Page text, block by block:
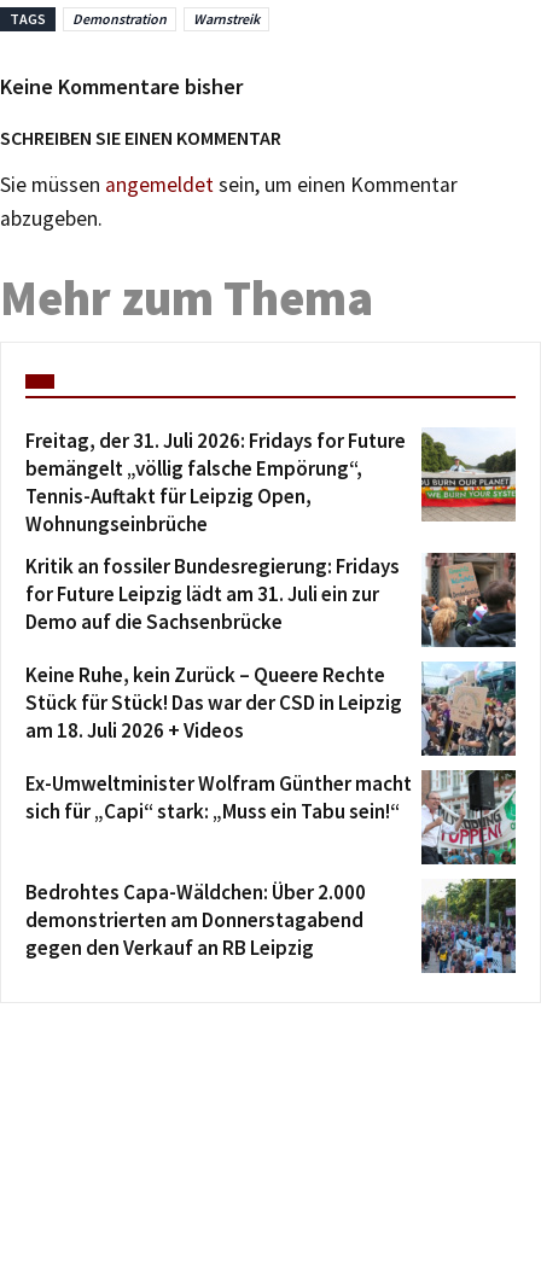
TAGS Demonstration Warnstreik
Keine Kommentare bisher
SCHREIBEN SIE EINEN KOMMENTAR
Sie müssen angemeldetsein, um einen Kommentar
abzugeben.
Mehr zum Thema
Freitag, der 31. Juli 2026: Fridays for Future
bemängelt „völlig falsche Empörung“,
Tennis-Auftakt für Leipzig Open,
Wohnungseinbrüche
Kritik an fossiler Bundesregierung: Fridays
for Future Leipzig lädt am 31. Juli ein zur
Demo auf die Sachsenbrücke
Keine Ruhe, kein Zurück – Queere Rechte
Stück für Stück! Das war der CSD in Leipzig
am 18. Juli 2026 + Videos
Ex-Umweltminister Wolfram Günther macht
sich für „Capi“ stark: „Muss ein Tabu sein!“
Bedrohtes Capa-Wäldchen: Über 2.000
demonstrierten am Donnerstagabend
gegen den Verkauf an RB Leipzig